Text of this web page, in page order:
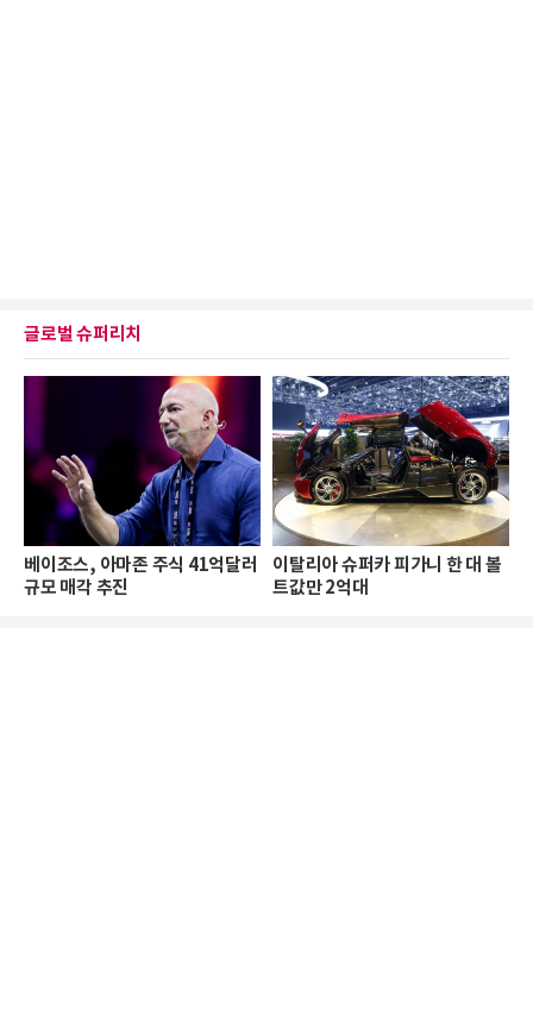
글로벌 슈퍼리치
베이조스, 아마존 주식 41억달러
규모 매각 추진
이탈리아 슈퍼카 피가니 한 대 볼
트값만 2억대